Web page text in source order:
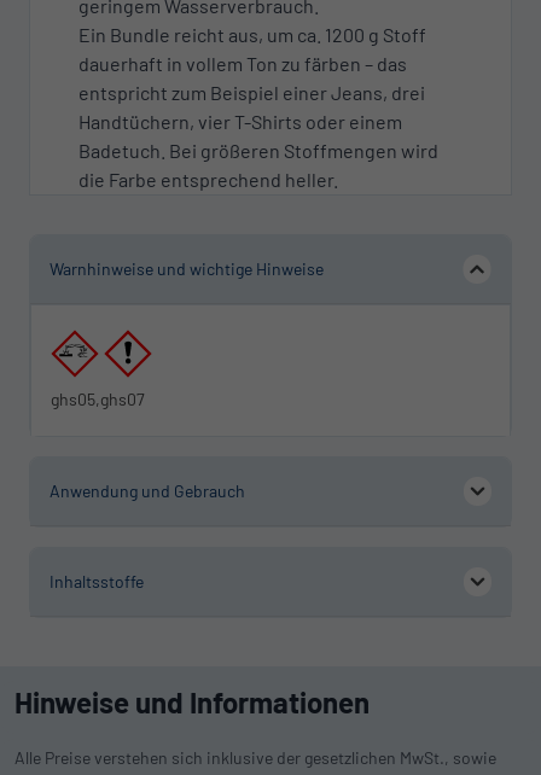
geringem Wasserverbrauch.
Ein Bundle reicht aus, um ca. 1200 g Stoff
dauerhaft in vollem Ton zu färben – das
entspricht zum Beispiel einer Jeans, drei
Handtüchern, vier T-Shirts oder einem
Badetuch. Bei größeren Stoffmengen wird
die Farbe entsprechend heller.
Warnhinweise und wichtige Hinweise
ghs05,ghs07
Anwendung und Gebrauch
Inhaltsstoffe
Hinweise und Informationen
Alle Preise verstehen sich inklusive der gesetzlichen MwSt., sowie